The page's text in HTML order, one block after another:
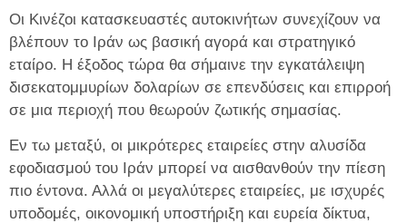
Οι Κινέζοι κατασκευαστές αυτοκινήτων συνεχίζουν να
βλέπουν το Ιράν ως βασική αγορά και στρατηγικό
εταίρο. Η έξοδος τώρα θα σήμαινε την εγκατάλειψη
δισεκατομμυρίων δολαρίων σε επενδύσεις και επιρροή
σε μια περιοχή που θεωρούν ζωτικής σημασίας.
Εν τω μεταξύ, οι μικρότερες εταιρείες στην αλυσίδα
εφοδιασμού του Ιράν μπορεί να αισθανθούν την πίεση
πιο έντονα. Αλλά οι μεγαλύτερες εταιρείες, με ισχυρές
υποδομές, οικονομική υποστήριξη και ευρεία δίκτυα,